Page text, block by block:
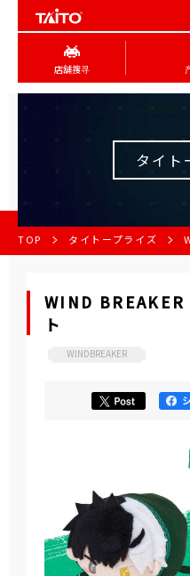
店舖搜寻
タイト
TOP タイトープライズ
WIND
ト
WINDBREAKER